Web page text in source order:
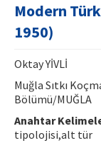
Rehberler
Yayın
Yazım Kuralları
İletişim
ISSN: 1010-867X · e-
Modern
1950)
Oktay YİVLİ
Muğla Sıtkı
Bölümü/MUĞLA
Anahtar
tipolojisi,alt tür